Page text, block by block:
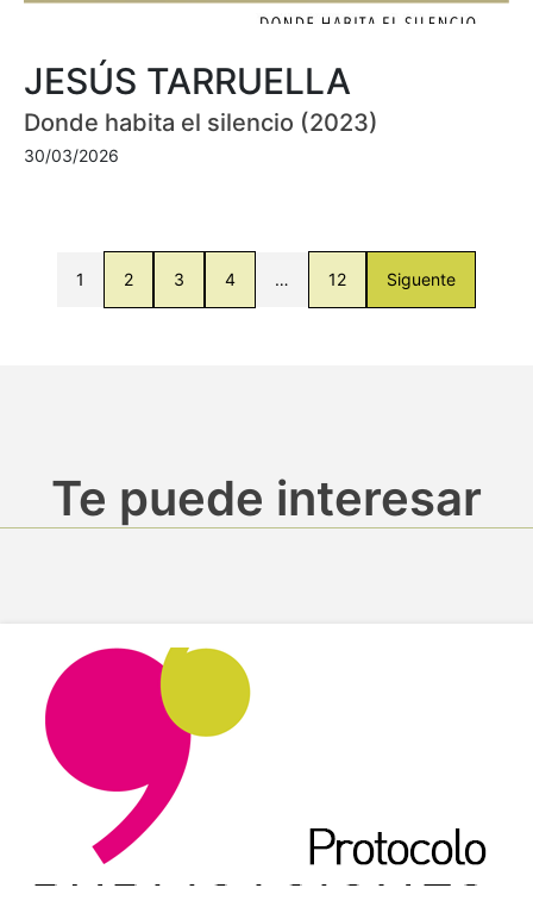
JESÚS TARRUELLA
Donde habita el silencio (2023)
30/03/2026
1 2 3 4 … 12 Siguente
Te puede interesar